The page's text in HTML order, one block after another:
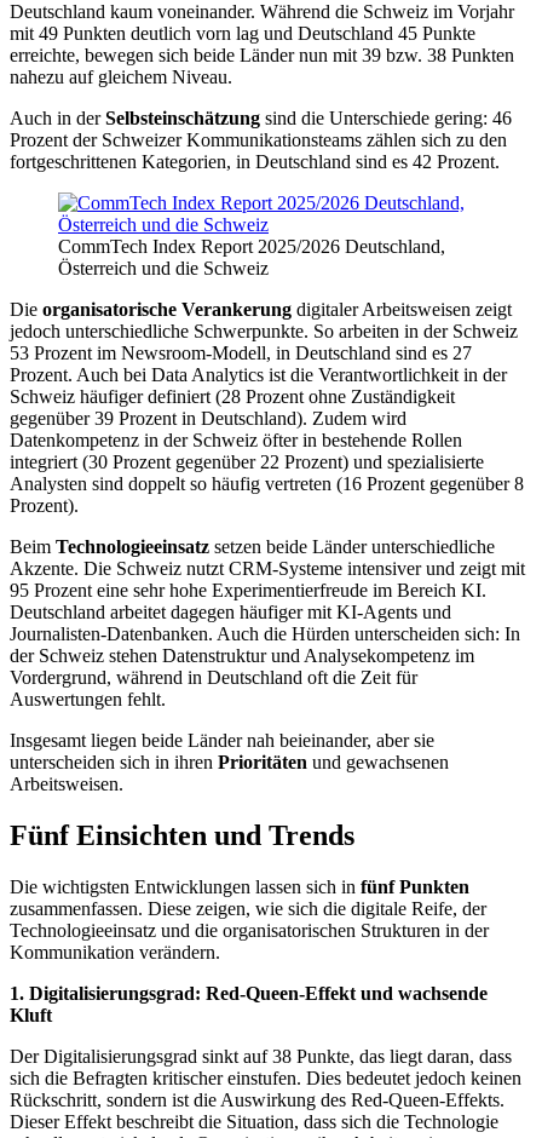
Deutschland kaum voneinander. Während die Schweiz im Vorjahr
mit 49 Punkten deutlich vorn lag und Deutschland 45 Punkte
erreichte, bewegen sich beide Länder nun mit 39 bzw. 38 Punkten
nahezu auf gleichem Niveau.
Auch in derSelbsteinschätzung sind die Unterschiede gering: 46
Prozent der Schweizer Kommunikationsteams zählen sich zu den
fortgeschrittenen Kategorien, in Deutschland sind es 42 Prozent.
CommTech Index Report 2025/2026 Deutschland,
Österreich und die Schweiz
Die organisatorische Verankerung digitaler Arbeitsweisen zeigt
jedoch unterschiedliche Schwerpunkte. So arbeiten in der Schweiz
53 Prozent im Newsroom-Modell, in Deutschland sind es 27
Prozent. Auch bei Data Analytics ist die Verantwortlichkeit in der
Schweiz häufiger definiert (28 Prozent ohne Zuständigkeit
gegenüber 39 Prozent in Deutschland). Zudem wird
Datenkompetenz in der Schweiz öfter in bestehende Rollen
integriert (30 Prozent gegenüber 22 Prozent) und spezialisierte
Analysten sind doppelt so häufig vertreten (16 Prozent gegenüber 8
Prozent).
Beim Technologieeinsatz setzen beide Länder unterschiedliche
Akzente. Die Schweiz nutzt CRM-Systeme intensiver und zeigt mit
95 Prozent eine sehr hohe Experimentierfreude im Bereich KI.
Deutschland arbeitet dagegen häufiger mit KI-Agents und
Journalisten-Datenbanken. Auch die Hürden unterscheiden sich: In
der Schweiz stehen Datenstruktur und Analysekompetenz im
Vordergrund, während in Deutschland oft die Zeit für
Auswertungen fehlt.
Insgesamt liegen beide Länder nah beieinander, aber sie
unterscheiden sich in ihren Prioritäten und gewachsenen
Arbeitsweisen.
Fünf Einsichten und Trends
Die wichtigsten Entwicklungen lassen sich in fünf Punkten
zusammenfassen. Diese zeigen, wie sich die digitale Reife, der
Technologieeinsatz und die organisatorischen Strukturen in der
Kommunikation verändern.
1. Digitalisierungsgrad: Red-Queen-Effekt und wachsende
Kluft
Der Digitalisierungsgrad sinkt auf 38 Punkte, das liegt daran, dass
sich die Befragten kritischer einstufen. Dies bedeutet jedoch keinen
Rückschritt, sondern ist die Auswirkung des Red-Queen-Effekts.
Dieser Effekt beschreibt die Situation, dass sich die Technologie